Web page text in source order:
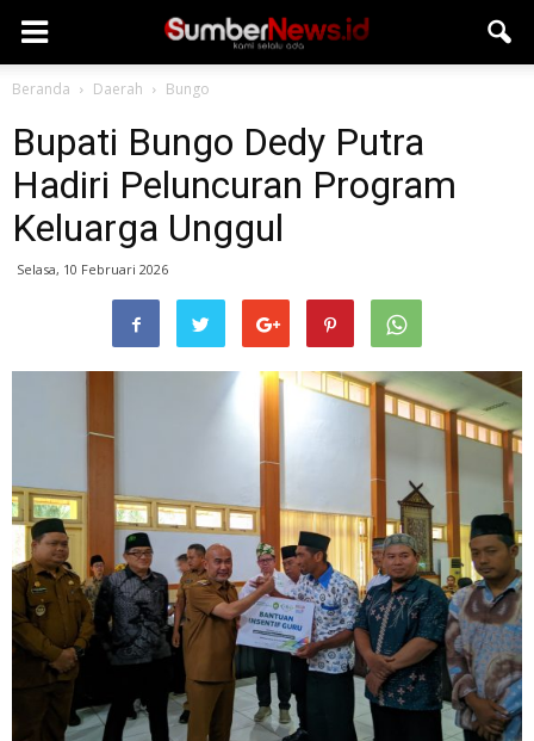
Beranda Daerah Bungo
Bupati Bungo Dedy Putra
Hadiri Peluncuran Program
Keluarga Unggul
Selasa, 10 Februari 2026